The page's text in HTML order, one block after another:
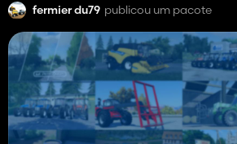
fermier du79 publicou um pacote